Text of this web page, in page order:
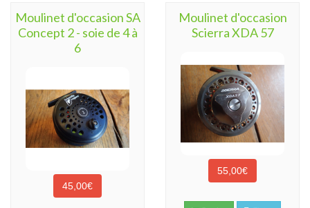
Moulinet d'occasion SA
Concept 2 - soie de 4 à
6
45,00€
Moulinet d'occasion
Scierra XDA 57
55,00€